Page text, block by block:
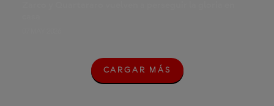
C
A
CARGAR MÁS